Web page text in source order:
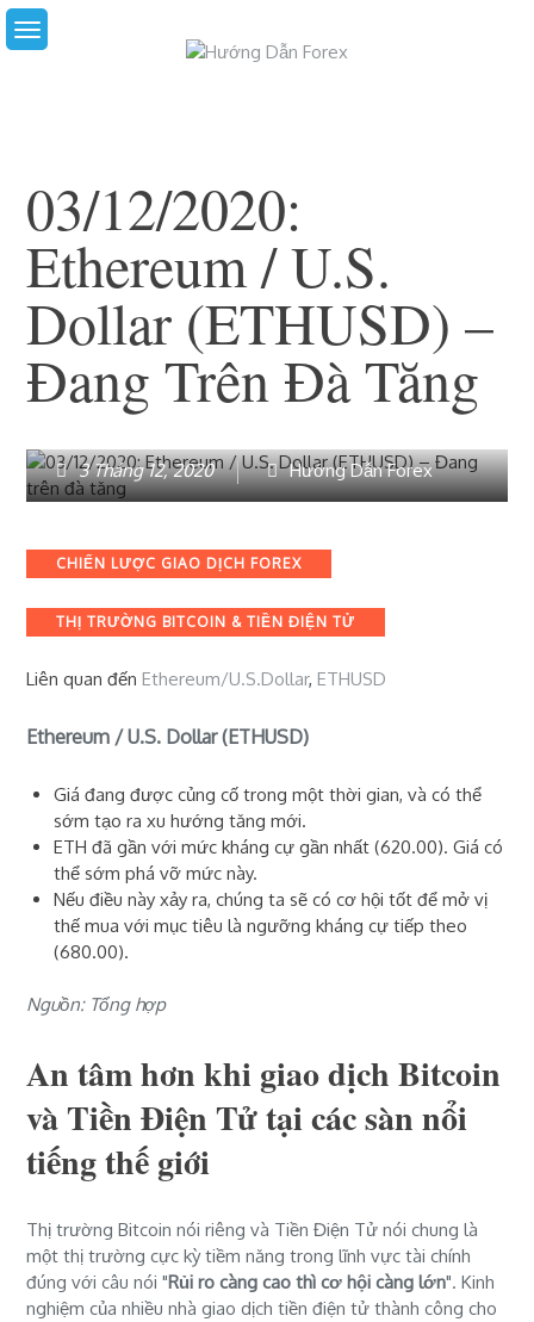
Skip
to
03/12/2020:
Ethereum / U.S.
Dollar (ETHUSD) –
Đang Trên Đà Tăng
3 Tháng 12, 2020 Hướng Dẫn Forex
Categories
CHIẾN LƯỢC GIAO DỊCH FOREX
THỊ TRƯỜNG BITCOIN & TIỀN ĐIỆN TỬ
Liên quan đếnEthereum/U.S.Dollar,ETHUSD
Ethereum / U.S. Dollar (ETHUSD)
Giá đang được củng cố trong một thời gian, và có thể
sớm tạo ra xu hướng tăng mới.
ETH đã gần với mức kháng cự gần nhất (620.00). Giá có
thể sớm phá vỡ mức này.
Nếu điều này xảy ra, chúng ta sẽ có cơ hội tốt để mở vị
thế mua với mục tiêu là ngưỡng kháng cự tiếp theo
(680.00).
Nguồn: Tổng hợp
An tâm hơn khi giao dịch Bitcoin
và Tiền Điện Tử tại các sàn nổi
tiếng thế giới
Thị trường Bitcoin nói riêng và Tiền Điện Tử nói chung là
một thị trường cực kỳ tiềm năng trong lĩnh vực tài chính
đúng với câu nói "Rủi ro càng cao thì cơ hội càng lớn". Kinh
nghiệm của nhiều nhà giao dịch tiền điện tử thành công cho